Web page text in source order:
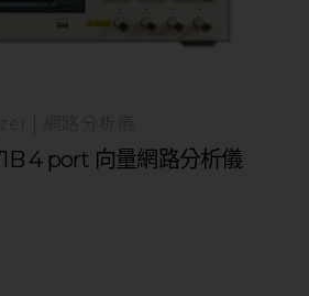
4 port 向量網路分析儀